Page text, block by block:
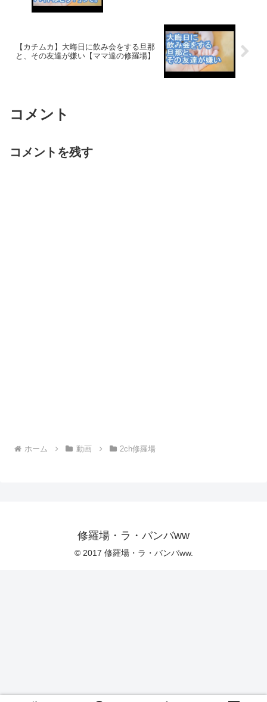
【カチムカ】大晦日に飲み会をする旦那
と、その友達が嫌い【ママ達の修羅場】
コメント
コメントを残す
ホーム 動画 2ch修羅場
修羅場・ラ・バンバww
© 2017 修羅場・ラ・バンバww.